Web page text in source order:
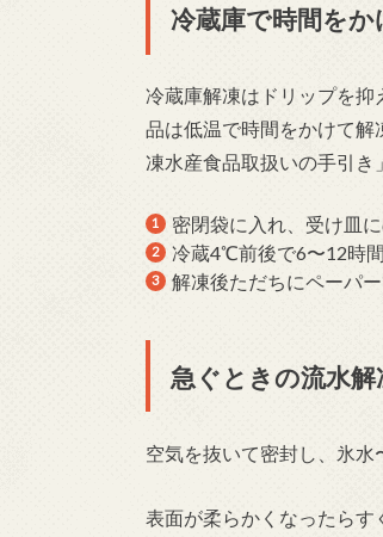
冷蔵庫で時間をか
冷蔵庫解凍はドリップを
品は低温で時間をかけて
凍水産食品取扱いの手引き
密閉袋に入れ、受け皿
冷蔵4℃前後で6〜12時
解凍後ただちにペーパ
急ぐときの流水
空気を抜いて密封し、氷水
表面が柔らかくなったら